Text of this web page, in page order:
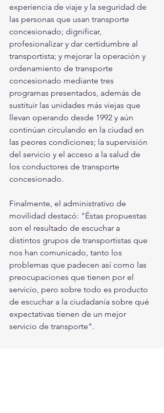
experiencia de viaje y la seguridad de
las personas que usan transporte
concesionado; dignificar,
profesionalizar y dar certidumbre al
transportista; y mejorar la operación y
ordenamiento de transporte
concesionado mediante tres
programas presentados, además de
sustituir las unidades más viejas que
llevan operando desde 1992 y aún
continúan circulando en la ciudad en
las peores condiciones; la supervisión
del servicio y el acceso a la salud de
los conductores de transporte
concesionado.
Finalmente, el administrativo de
movilidad destacó: "Éstas propuestas
son el resultado de escuchar a
distintos grupos de transportistas que
nos han comunicado, tanto los
problemas que padecen así como las
preocupaciones que tienen por el
servicio, pero sobre todo es producto
de escuchar a la ciudadanía sobre qué
expectativas tienen de un mejor
servicio de transporte".